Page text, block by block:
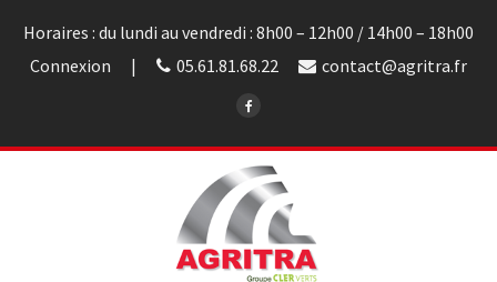
Horaires : du lundi au vendredi : 8h00 – 12h00 / 14h00 – 18h00
Connexion
05.61.81.68.22 contact@agritra.fr